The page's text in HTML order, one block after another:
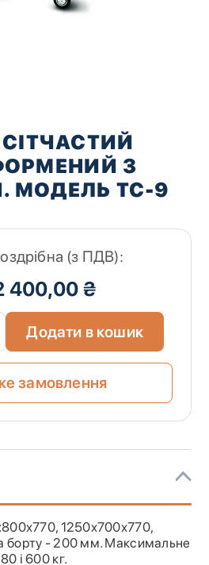
СІТЧАСТИЙ
З
МОДЕЛЬ ТС-9
(з ПДВ):
400,00 ₴
Додати в кошик
замовлення
1250х700х770,
борту - 200 мм. Максимальне
і 600 кг.